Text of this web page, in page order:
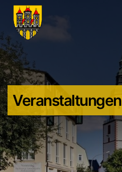
Veranstaltungen